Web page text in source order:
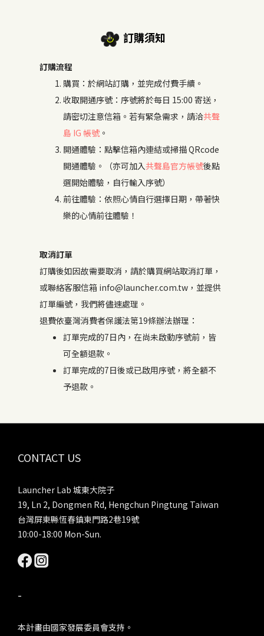
訂購須知
訂購流程
購買：於網站訂購，並完成付費手續。
收取開通序號：序號將於每日 15:00 寄送，
請密切注意信箱。若有緊急需求，請洽共聲
島 IG 帳號。
開通體驗：點擊信箱內連結或掃描 QRcode
開通體驗。（亦可加入共聲島官方帳號後點
選開始體驗，自行輸入序號）
前往體驗：依照心情自行選擇日期，帶著快
樂的心情前往體驗！
取消訂單
訂購後如因故需要取消，請於購買網站取消訂單，
或聯絡客服信箱 info@launcher.com.tw，並提供
訂單編號，我們將儘速處理。
退費依臺灣消費者保護法第19條辦法辦理：
訂單完成的7日內，在尚未啟動序號前，皆
可全額退款。
訂單完成的7日後或已啟用序號，將全額不
予退款。
CONTACT US
Launcher Lab 城東大院子
19, Ln 2, Dongmen Rd, Hengchun Pingtung Taiwan
台灣屏東縣恆春鎮東門路2巷19號
10:00-18:00 Mon-Sun.
-
本計畫由國家發展委員會支持。